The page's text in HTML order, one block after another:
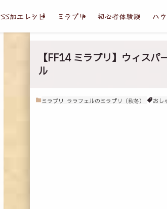
SS加工レシピ ミラプリ 初心者体験談 ハ
【FF14 ミラプリ】ウィス
ル
ミラプリ ララフェルのミラプリ（秋冬） おし